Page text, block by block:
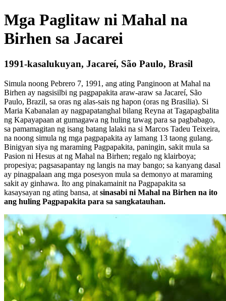
Mga Paglitaw ni Mahal na
Birhen sa Jacarei
1991-kasalukuyan, Jacareí, São Paulo, Brasil
Simula noong Pebrero 7, 1991, ang ating Panginoon at Mahal na
Birhen ay nagsisilbi ng pagpapakita araw-araw sa Jacareí, São
Paulo, Brazil, sa oras ng alas-sais ng hapon (oras ng Brasilia). Si
Maria Kabanalan ay nagpapatanghal bilang Reyna at Tagapagbalita
ng Kapayapaan at gumagawa ng huling tawag para sa pagbabago,
sa pamamagitan ng isang batang lalaki na si Marcos Tadeu Teixeira,
na noong simula ng mga pagpapakita ay lamang 13 taong gulang.
Binigyan siya ng maraming Pagpapakita, paningin, sakit mula sa
Pasion ni Hesus at ng Mahal na Birhen; regalo ng klairboya;
propesiya; pagsasapantay ng langis na may bango; sa kanyang dasal
ay pinagpalaan ang mga posesyon mula sa demonyo at maraming
sakit ay ginhawa. Ito ang pinakamainit na Pagpapakita sa
kasaysayan ng ating bansa, at sinasabi ni Mahal na Birhen na ito
ang huling Pagpapakita para sa sangkatauhan.